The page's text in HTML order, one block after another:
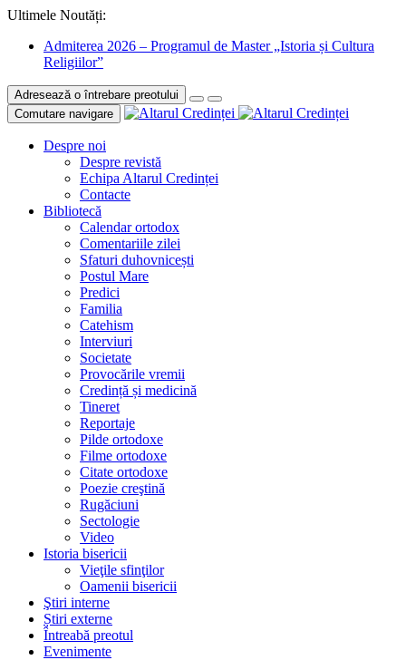
Ultimele Noutăți:
Admiterea 2026 – Programul de Master „Istoria și Cultura
Religiilor”
Adresează o întrebare preotului
Comutare navigare
Despre noi
Despre revistă
Echipa Altarul Credinței
Contacte
Bibliotecă
Calendar ortodox
Comentariile zilei
Sfaturi duhovnicești
Postul Mare
Predici
Familia
Catehism
Interviuri
Societate
Provocările vremii
Credință și medicină
Tineret
Reportaje
Pilde ortodoxe
Filme ortodoxe
Citate ortodoxe
Poezie creştină
Rugăciuni
Sectologie
Video
Istoria bisericii
Vieţile sfinţilor
Oamenii bisericii
Ştiri interne
Știri externe
Întreabă preotul
Evenimente